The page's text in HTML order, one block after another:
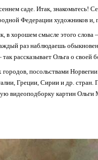
саде. Итак, знакомьтесь!
Федерации художников и,
в хорошем смысле этого слова
раз наблюдаешь
рассказывает Ольга о своей
посольствами
Греции, Сирии и др.
видеоподборку картин Ольги